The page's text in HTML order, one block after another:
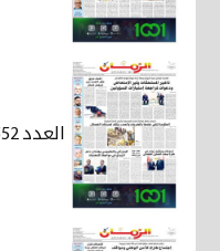
العدد 8552 - 2026/8/1